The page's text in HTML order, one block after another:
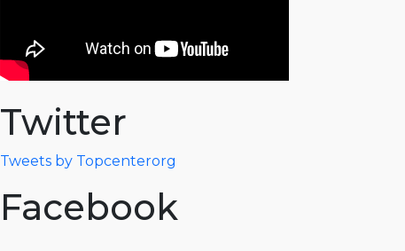
Twitter
Tweets by Topcenterorg
Facebook